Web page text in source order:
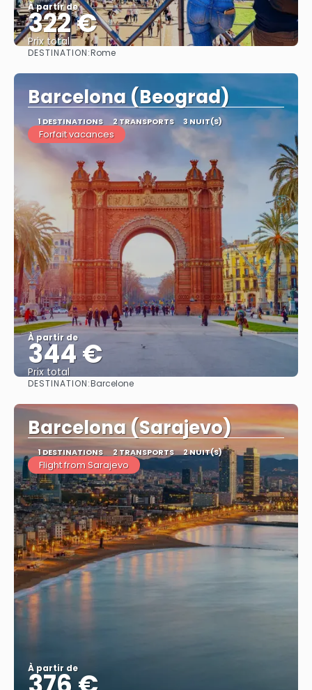
À partir de
322 €
Prix ​​total
DESTINATION:Rome
Barcelona (Beograd)
1 DESTINATIONS 2 TRANSPORTS 3 NUIT(S)
Forfait vacances
À partir de
344 €
Prix ​​total
DESTINATION:Barcelone
Barcelona (Sarajevo)
1 DESTINATIONS 2 TRANSPORTS 2 NUIT(S)
Flight from Sarajevo
À partir de